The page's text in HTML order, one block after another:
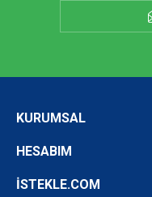
KURUMSAL
HESABIM
İSTEKLE.COM